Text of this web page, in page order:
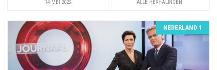
14 MEI 2022 ALLE HERHALINGEN
NEDERLAND 1